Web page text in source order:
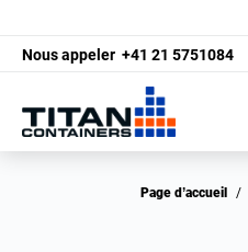
Nous appeler +41 21 5751084
Page d’accueil /